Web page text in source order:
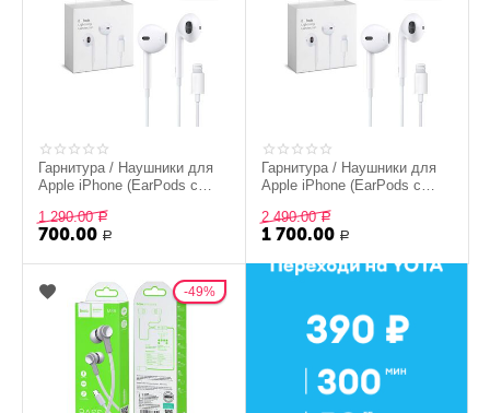
Гарнитура / Наушники для
Apple iPhone (EarPods с
1 290.00 Р
700.00 Р
Гарнитура / Наушники для
Apple iPhone (EarPods с
2 490.00 Р
1 700.00 Р
49%